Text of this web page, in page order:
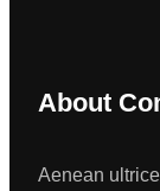
About
Aenean